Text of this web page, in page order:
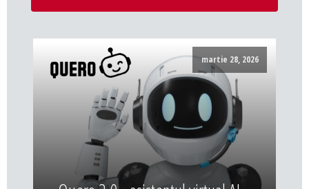
martie 28, 2026